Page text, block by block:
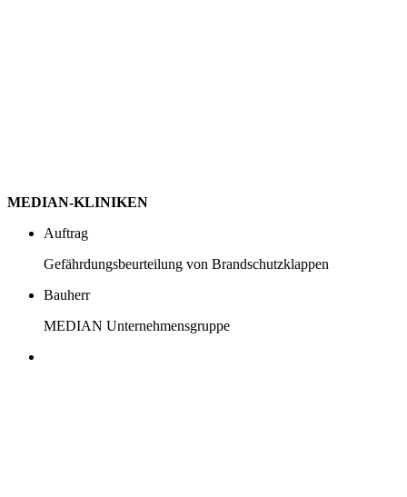
MEDIAN-KLINIKEN
Auftrag
Gefährdungsbeurteilung von Brandschutzklappen
Bauherr
MEDIAN Unternehmensgruppe